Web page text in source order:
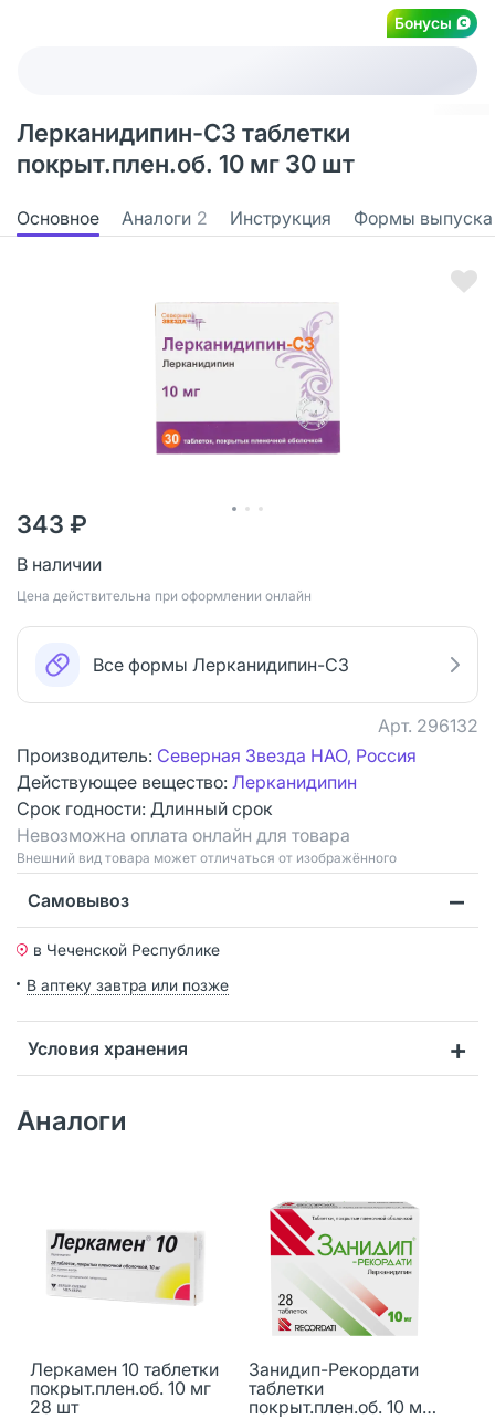
Бонусы
Лерканидипин-СЗ таблетки
покрыт.плен.об. 10 мг 30 шт
Основное Аналоги 2 Инструкция Формы выпуска
343 ₽
В наличии
Цена действительна при оформлении онлайн
Все формы Лерканидипин-СЗ
Арт. 296132
Производитель: Северная Звезда НАО, Россия
Действующее вещество: Лерканидипин
Срок годности: Длинный срок
Невозможна оплата онлайн для товара
Bнешний вид товара может отличаться от изображённого
Самовывоз
в Чеченской Республике
В аптеку завтра или позже
Условия хранения
Аналоги
Леркамен 10 таблетки
покрыт.плен.об. 10 мг
28 шт
Занидип-Рекордати
таблетки
покрыт.плен.об. 10 мг